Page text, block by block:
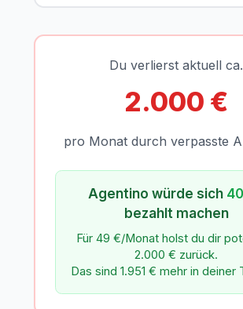
Du verlierst aktuell ca.
2.000 €
pro Monat durch verpasste
Agentino würde sich
bezahlt machen
Für 49 €/Monat holst du dir
2.000 € zurück.
Das sind 1.951 € mehr in deiner